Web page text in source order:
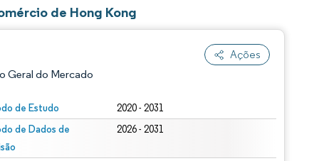
de Hong Kong
Ações
Geral do Mercado
de Estudo 2020 - 2031
de Dados de
2026 - 2031